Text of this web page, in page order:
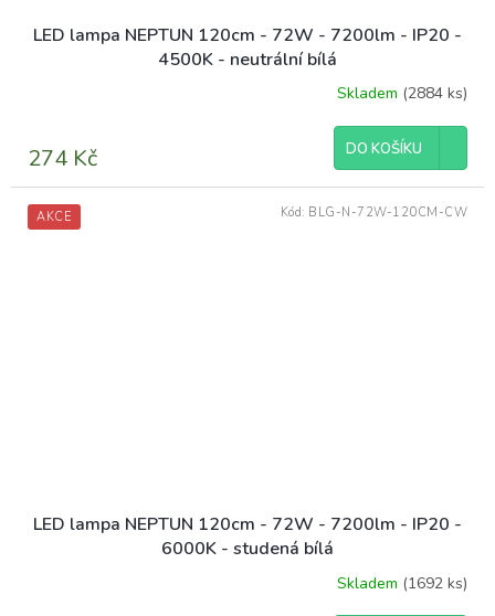
LED lampa NEPTUN 120cm - 72W - 7200lm - IP20 -
4500K - neutrální bílá
je
z
5
Skladem (2884 ks)
274 Kč DO KOŠÍKU
AKCE
LED lampa NEPTUN 120cm - 72W - 7200lm - IP20 -
6000K - studená bílá
Skladem (1692 ks)
Kód: BLG-N-72W-120CM-CW